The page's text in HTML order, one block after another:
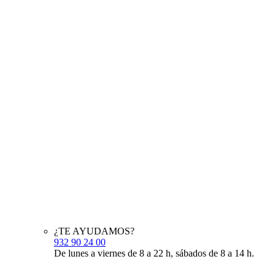
¿TE AYUDAMOS?
932 90 24 00
De lunes a viernes de 8 a 22 h, sábados de 8 a 14 h.